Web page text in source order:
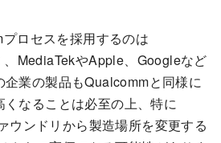
ロセスを採用するのは
MediaTekやApple、Googleなど
業の製品もQualcommと同様に
なることは必至の上、特に
ウンドリから製造場所を変更する